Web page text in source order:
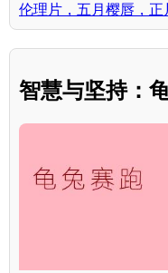
伦理片，五月樱唇，正
智慧与坚持：